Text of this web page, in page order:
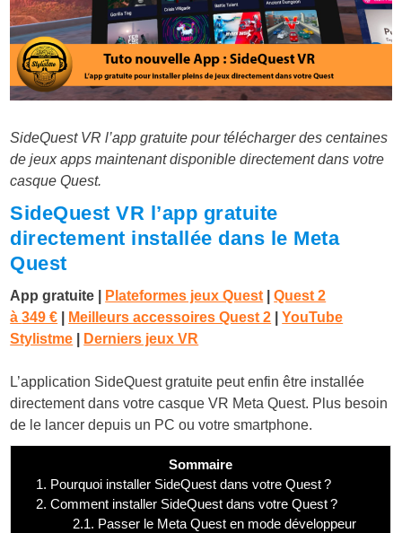
SideQuest VR l’app gratuite pour télécharger des centaines
de jeux apps maintenant disponible directement dans votre
casque Quest.
SideQuest VR l’app gratuite
directement installée dans le Meta
Quest
App gratuite | Plateformes jeux Quest
Quest 2
à349 € Meilleurs accessoires Quest 2 |YouTube
Stylistme
Derniers jeux VR
L’application SideQuest gratuite peut enfin être installée
directement dans votre casque VR Meta Quest. Plus besoin
de le lancer depuis un PC ou votre smartphone.
Sommaire
1. Pourquoi installer SideQuest dans votre Quest ?
2. Comment installer SideQuest dans votre Quest ?
2.1. Passer le Meta Quest en mode développeur